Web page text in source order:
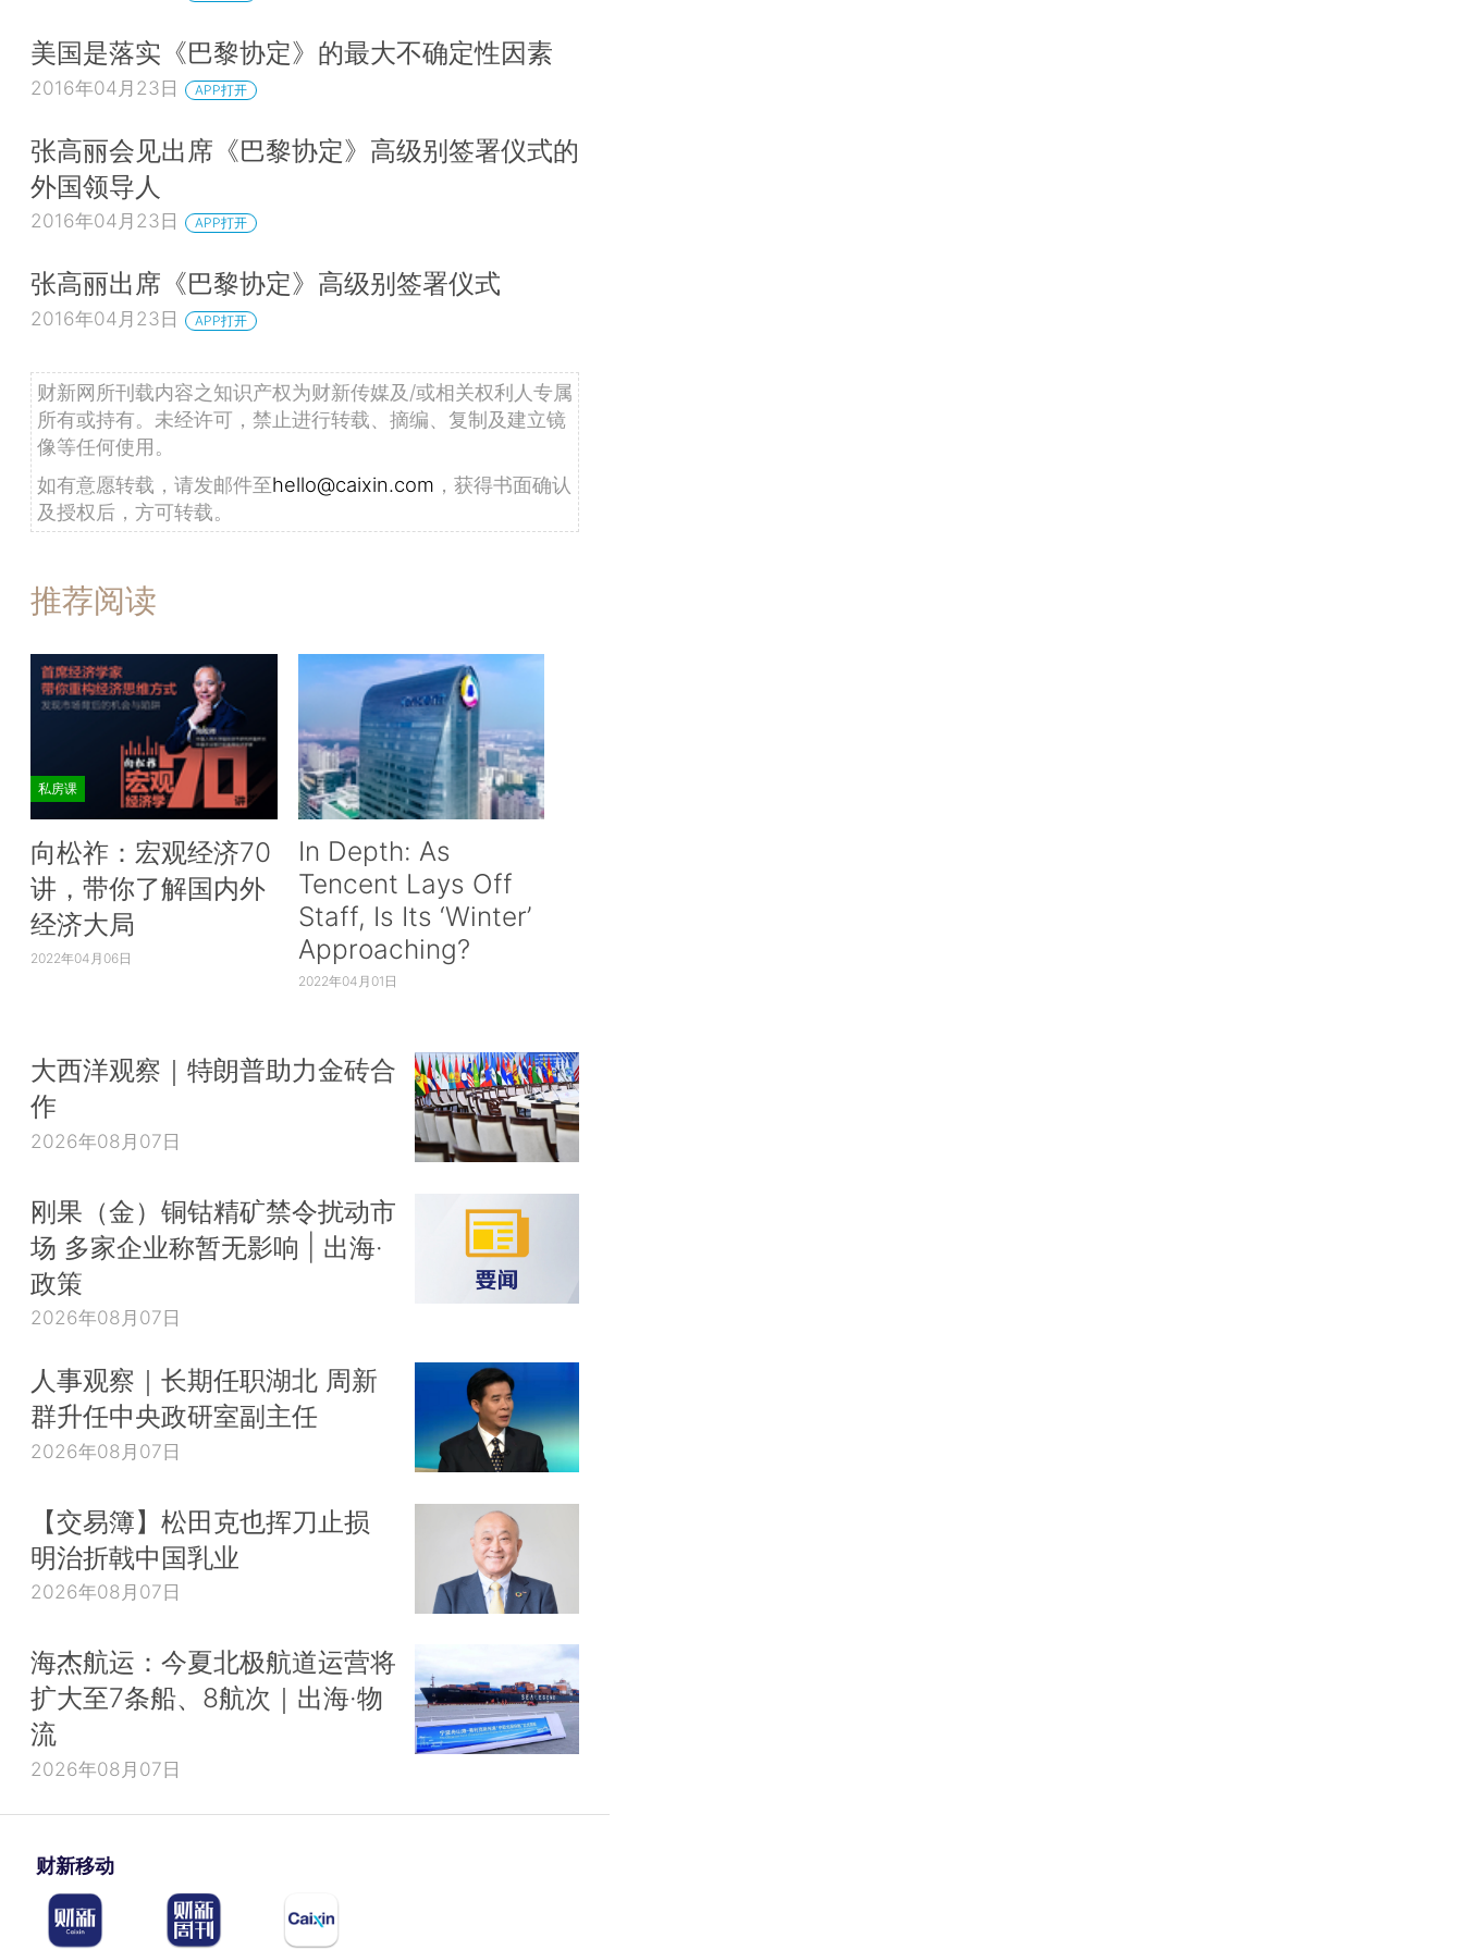
美国是落实《巴黎协定》的最大不确定性因素
2016年04月23日 APP打开
张高丽会见出席《巴黎协定》高级别签署仪式的
外国领导人
2016年04月23日 APP打开
张高丽出席《巴黎协定》高级别签署仪式
2016年04月23日 APP打开
财新网所刊载内容之知识产权为财新传媒及/或相关权利人专属
所有或持有。未经许可，禁止进行转载、摘编、复制及建立镜
像等任何使用。
如有意愿转载，请发邮件至hello@caixin.com ，获得书面确认
及授权后，方可转载。
推荐阅读
私房课
向松祚：宏观经济70
讲，带你了解国内外
经济大局
2022年04月06日
In Depth: As
Tencent Lays Off
Staff, Is Its ‘Winter’
Approaching?
2022年04月01日
大西洋观察｜特朗普助力金砖合
作
2026年08月07日
刚果（金）铜钴精矿禁令扰动市
场 多家企业称暂无影响 | 出海·
政策
2026年08月07日
人事观察｜长期任职湖北 周新
群升任中央政研室副主任
2026年08月07日
【交易簿】松田克也挥刀止损
明治折戟中国乳业
2026年08月07日
海杰航运：今夏北极航道运营将
扩大至7条船、8航次｜出海·物
流
2026年08月07日
财新移动